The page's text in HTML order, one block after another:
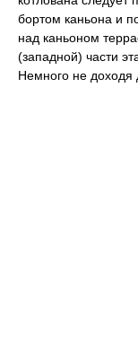
бортом каньона и
над каньоном
(западной) части
Немного не доходя